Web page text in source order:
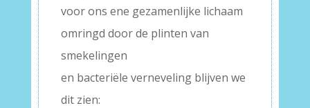
voor ons ene gezamenlijke lichaam
omringd door de plinten van
smekelingen
en bacteriële verneveling blijven we
dit zien: